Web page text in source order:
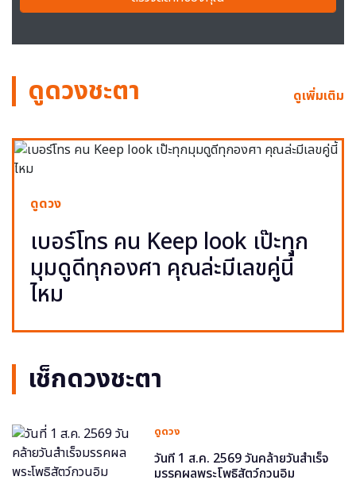
ดูดวงชะตา ดูเพิ่มเติม
ดูดวง
เบอร์โทร คน Keep look เป๊ะทุก
มุมดูดีทุกองศา คุณล่ะมีเลขคู่นี้
ไหม
เช็กดวงชะตา
ดูดวง
วันที่ 1 ส.ค. 2569 วันคล้ายวันสำเร็จ
มรรคผลพระโพธิสัตว์กวนอิม